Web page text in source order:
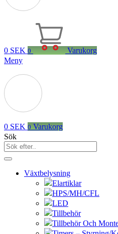
0 SEK 0
Varukorg
Meny
0 SEK 0 Varukorg
Sök
Växtbelysning
Elartiklar
HPS/MH/CFL
LED
Tillbehör
Tillbehör Och